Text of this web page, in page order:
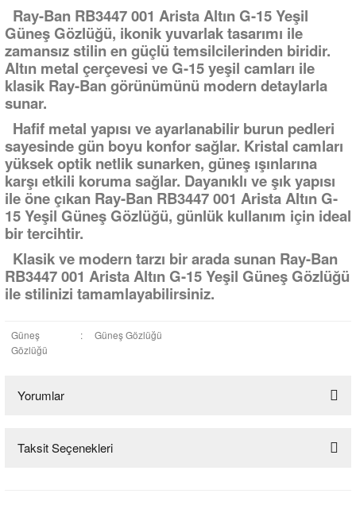
Ray-Ban RB3447 001 Arista Altın G-15 Yeşil
Güneş Gözlüğü, ikonik yuvarlak tasarımı ile
zamansız stilin en güçlü temsilcilerinden biridir.
Altın metal çerçevesi ve G-15 yeşil camları ile
klasik Ray-Ban görünümünü modern detaylarla
sunar.
Hafif metal yapısı ve ayarlanabilir burun pedleri
sayesinde gün boyu konfor sağlar. Kristal camları
yüksek optik netlik sunarken, güneş ışınlarına
karşı etkili koruma sağlar. Dayanıklı ve şık yapısı
ile öne çıkan Ray-Ban RB3447 001 Arista Altın G-
15 Yeşil Güneş Gözlüğü, günlük kullanım için ideal
bir tercihtir.
Klasik ve modern tarzı bir arada sunan Ray-Ban
RB3447 001 Arista Altın G-15 Yeşil Güneş Gözlüğü
ile stilinizi tamamlayabilirsiniz.
Güneş
Gözlüğü
: Güneş Gözlüğü
Yorumlar
Bu ürüne ilk yorumu siz yapın!
Taksit Seçenekleri